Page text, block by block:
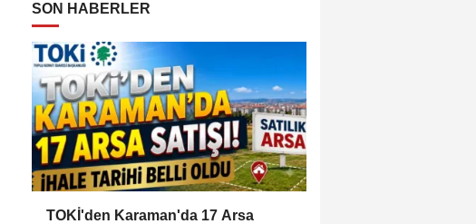
SON HABERLER
TOKİ'den Karaman'da 17 Arsa